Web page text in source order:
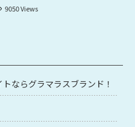
9050 Views
ならグラマラスブランド！